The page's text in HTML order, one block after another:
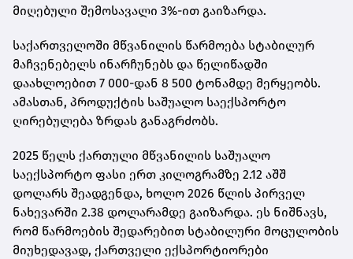
მიღებული შემოსავალი 3%-ით გაიზარდა.
საქართველოში მწვანილის წარმოება სტაბილურ
მაჩვენებელს ინარჩუნებს და წელიწადში
დაახლოებით 7 000-დან 8 500 ტონამდე მერყეობს.
ამასთან, პროდუქტის საშუალო საექსპორტო
ღირებულება ზრდას განაგრძობს.
2025 წელს ქართული მწვანილის საშუალო
საექსპორტო ფასი ერთ კილოგრამზე 2.12 აშშ
დოლარს შეადგენდა, ხოლო 2026 წლის პირველ
ნახევარში 2.38 დოლარამდე გაიზარდა. ეს ნიშნავს,
რომ წარმოების შედარებით სტაბილური მოცულობის
მიუხედავად, ქართველი ექსპორტიორები